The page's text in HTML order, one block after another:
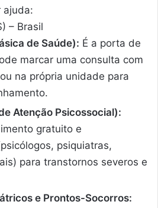
ajuda:
– Brasil
de Saúde): É a porta de
marcar uma consulta com
na própria unidade para
Atenção Psicossocial):
gratuito e
psiquiatras,
para transtornos severos e
e Prontos-Socorros: